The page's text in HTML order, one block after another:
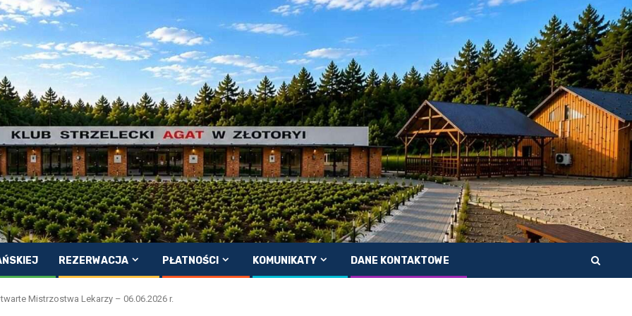
REZERWACJA PŁATNOŚCI KOMUNIKATY DANE KONTAKTOWE
Mistrzostwa Lekarzy – 06.06.2026 r.